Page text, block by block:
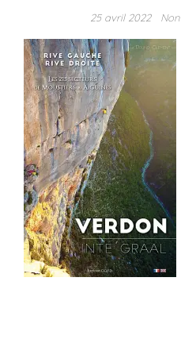
25 avril 2022 Non